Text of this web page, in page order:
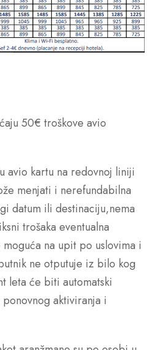
50€ troškove avio
avio kartu na redovnoj liniji
menjati i nerefundabilna
datum ili destinaciju,nema
trošaka eventualna
na upit po uslovima i
ne otputuje iz bilo kog
leta će biti automatski
aktiviranja i